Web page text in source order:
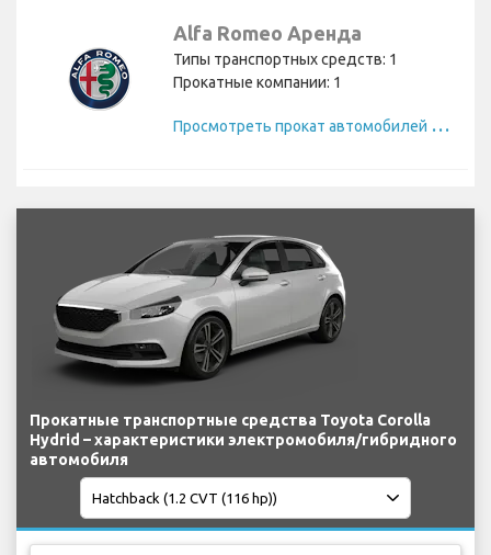
Alfa Romeo Аренда
Типы транспортных средств: 1
Прокатные компании: 1
П
росмотреть прокат автомобилей Alfa Romeo
Прокатные транспортные средства Toyota Corolla
Hydrid – характеристики электромобиля/гибридного
автомобиля